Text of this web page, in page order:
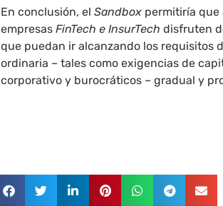
En conclusión, elSandbox permitiría que
empresasFinTech e InsurTech disfruten
que puedan ir alcanzando los requisitos
ordinaria – tales como exigencias de
corporativo y burocráticos – gradual y